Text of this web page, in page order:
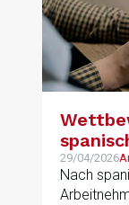
29/04/2026
Nach